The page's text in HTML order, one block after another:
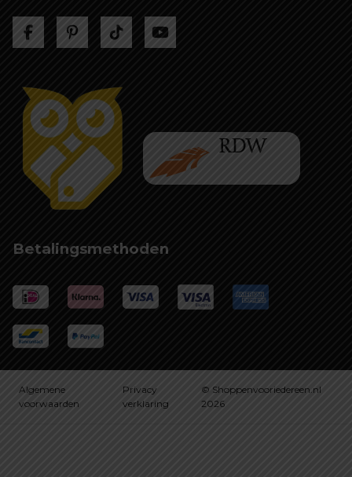
Betalingsmethoden
Algemene
voorwaarden
Privacy
verklaring
© Shoppenvooriedereen.nl
2026